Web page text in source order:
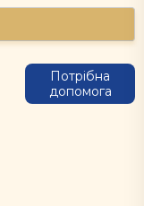
Потрібна
допомога